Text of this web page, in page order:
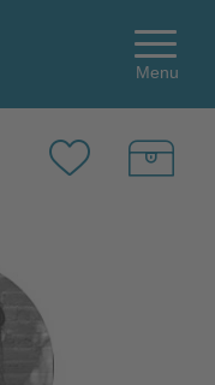
Menu